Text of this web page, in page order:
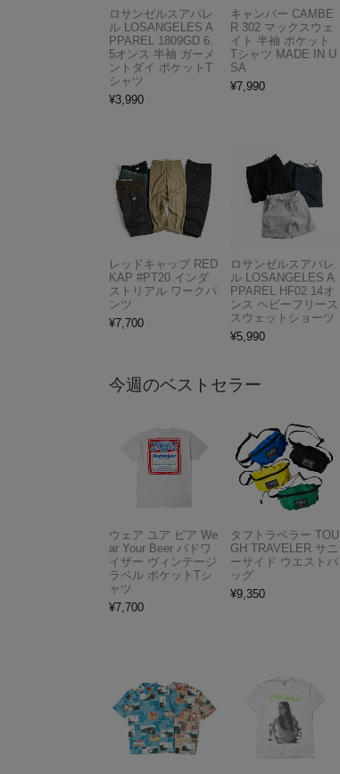
ロサンゼルスアパレ
ル LOSANGELES A
PPAREL 1809GD 6.
5オンス 半袖 ガーメ
ントダイ ポケットT
シャツ
¥3,990
キャンバー CAMBE
R 302 マックスウェ
イト 半袖 ポケット
Tシャツ MADE IN U
SA
¥7,990
レッドキャップ RED
KAP #PT20 インダ
ストリアル ワークパ
ンツ
¥7,700
ロサンゼルスアパレ
ル LOSANGELES A
PPAREL HF02 14オ
ンス ヘビーフリース
スウェットショーツ
¥5,990
今週のベストセラー
ウェア ユア ビア We
ar Your Beer バドワ
イザー ヴィンテージ
ラベル ポケットTシ
ャツ
¥7,700
タフトラベラー TOU
GH TRAVELER サニ
ーサイド ウエストバ
ッグ
¥9,350